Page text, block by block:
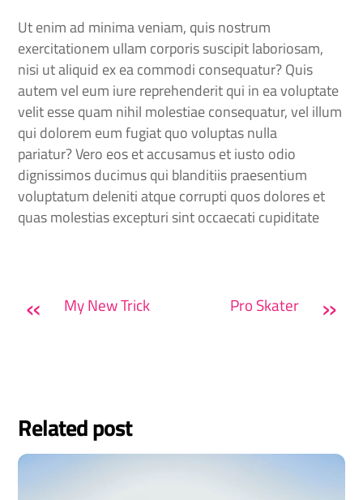
Ut enim ad minima veniam, quis nostrum
exercitationem ullam corporis suscipit laboriosam,
nisi ut aliquid ex ea commodi consequatur? Quis
autem vel eum iure reprehenderit qui in ea voluptate
velit esse quam nihil molestiae consequatur, vel illum
qui dolorem eum fugiat quo voluptas nulla
pariatur? Vero eos et accusamus et iusto odio
dignissimos ducimus qui blanditiis praesentium
voluptatum deleniti atque corrupti quos dolores et
quas molestias excepturi sint occaecati cupiditate
« My New Trick »
Pro Skater
Related post